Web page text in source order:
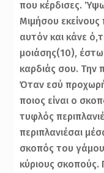
που κέρδισες.
Μιμήσου
αυτόν και κάνε
μοιάσης(10),
καρδιάς σου. Την
Όταν εσύ
ποιος είναι ο
τυφλός
περιπλανιέσαι
σκοπός του
κύριους σκοπούς.